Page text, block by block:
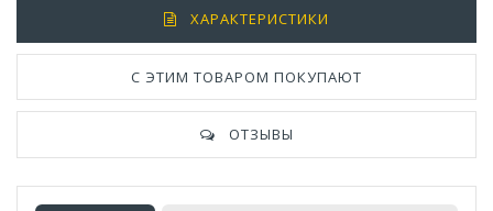
ХАРАКТЕРИСТИКИ
С ЭТИМ ТОВАРОМ ПОКУПАЮТ
ОТЗЫВЫ